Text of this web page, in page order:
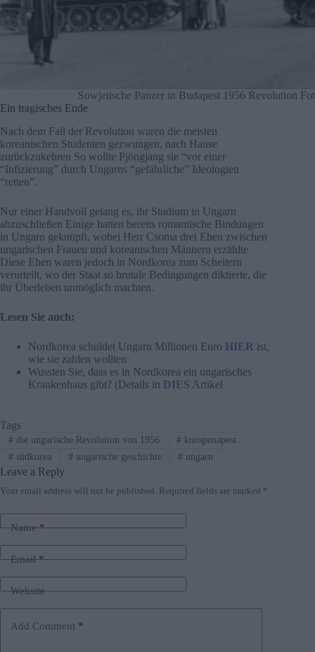
Sowjetische Panzer in Budapest 1956 Revolution
Ein tragisches Ende
Nach dem Fall der Revolution waren die meisten
koreanischen Studenten gezwungen, nach Hause
zurückzukehren So wollte Pjöngjang sie “vor einer
“Infizierung” durch Ungarns “gefährliche” Ideologien
“retten”.
Nur einer Handvoll gelang es, ihr Studium in Ungarn
abzuschließen Einige hatten bereits romantische Bindungen
in Ungarn geknüpft, wobei Herr Csoma drei Ehen zwischen
ungarischen Frauen und koreanischen Männern erzählte
Diese Ehen waren jedoch in Nordkorea zum Scheitern
verurteilt, wo der Staat so brutale Bedingungen diktierte, die
ihr Überleben unmöglich machten.
Lesen Sie auch:
Nordkorea schuldet Ungarn Millionen Euro HIER ist,
wie sie zahlen wollten
Wussten Sie, dass es in Nordkorea ein ungarisches
Krankenhaus gibt? (Details in DIES Artikel
Tags
#die ungarische Revolution von 1956 #knospenapest
#südkorea #ungarische geschichte # ungarn
Leave a Reply
Your email address will not be published. Required fields are marked *
Name*
Email*
Website
Add Comment *